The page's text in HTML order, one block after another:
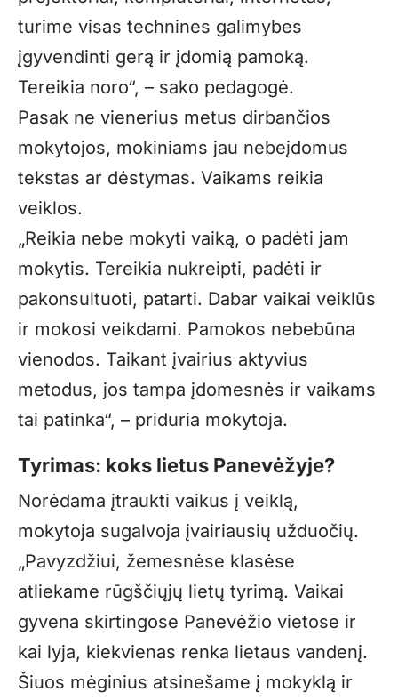
turime visas technines galimybes
įgyvendinti gerą ir įdomią pamoką.
Tereikia noro“, – sako pedagogė.
Pasak ne vienerius metus dirbančios
mokytojos, mokiniams jau nebeįdomus
tekstas ar dėstymas. Vaikams reikia
veiklos.
„Reikia nebe mokyti vaiką, o padėti jam
mokytis. Tereikia nukreipti, padėti ir
pakonsultuoti, patarti. Dabar vaikai veiklūs
ir mokosi veikdami. Pamokos nebebūna
vienodos. Taikant įvairius aktyvius
metodus, jos tampa įdomesnės ir vaikams
tai patinka“, – priduria mokytoja.
Tyrimas: koks lietus Panevėžyje?
Norėdama įtraukti vaikus į veiklą,
mokytoja sugalvoja įvairiausių užduočių.
„Pavyzdžiui, žemesnėse klasėse
atliekame rūgščiųjų lietų tyrimą. Vaikai
gyvena skirtingose Panevėžio vietose ir
kai lyja, kiekvienas renka lietaus vandenį.
Šiuos mėginius atsinešame į mokyklą ir